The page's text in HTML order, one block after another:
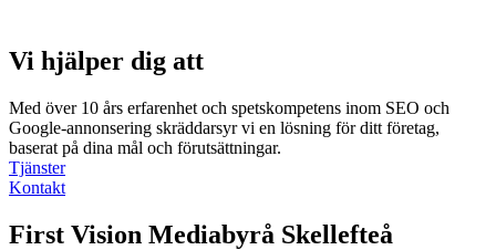
Vi hjälper dig att
Med över 10 års erfarenhet och spetskompetens inom SEO och
Google-annonsering skräddarsyr vi en lösning för ditt företag,
baserat på dina mål och förutsättningar.
Tjänster
Kontakt
First Vision Mediabyrå Skellefteå